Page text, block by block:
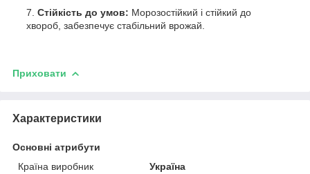
Стійкість до умов: Морозостійкий і стійкий до
хвороб, забезпечує стабільний врожай.
Приховати
Характеристики
Основні атрибути
Країна виробник
Україна